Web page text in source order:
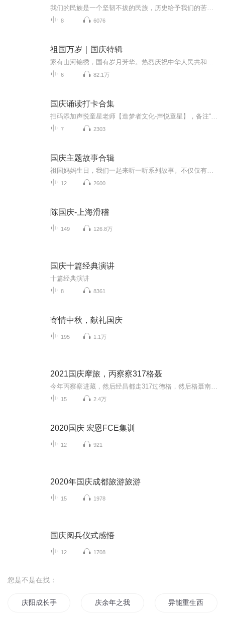
8 6076
祖国万岁｜国庆特辑
6 82.1万
国庆诵读打卡合集
7 2303
国庆主题故事合辑
12 2600
陈国庆-上海滑稽
149 126.8万
国庆十篇经典演讲
十篇经典演讲
8 8361
寄情中秋，献礼国庆
195 1.1万
2021国庆摩旅，丙察察317格聂
15 2.4万
2020国庆 宏恩FCE集训
12 921
2020年国庆成都旅游旅游
15 1978
国庆阅兵仪式感悟
12 1708
您是不是在找：
庆阳成长手札 庆余年之我叫王启年 异能重生西门庆